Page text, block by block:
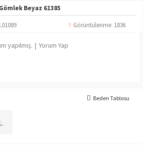
Beyaz 61385
Görüntülenme: 1836
yapılmış. | Yorum Yap
Beden Tablosu